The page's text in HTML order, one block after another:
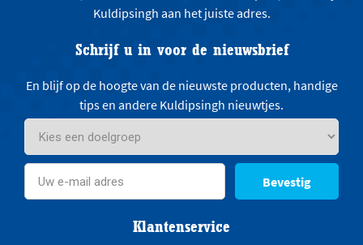
Kuldipsingh aan het juiste adres.
Schrijf u in voor de nieuwsbrief
En blijf op de hoogte van de nieuwste producten, handige
tips en andere Kuldipsingh nieuwtjes.
Bevestig
Klantenservice